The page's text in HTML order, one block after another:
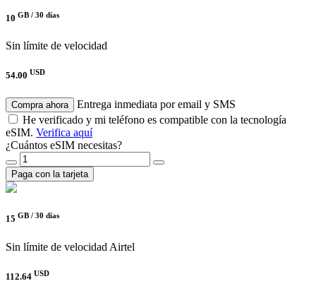
10 GB / 30 días
Sin límite de velocidad
54.00 USD
Compra ahora
Entrega inmediata por email y SMS
He verificado y mi teléfono es compatible con la tecnología
eSIM. Verifica aquí
¿Cuántos eSIM necesitas?
Paga con la tarjeta
15 GB / 30 días
Sin límite de velocidad Airtel
112.64 USD